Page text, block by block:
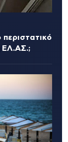
ΕΛ.ΑΣ.;